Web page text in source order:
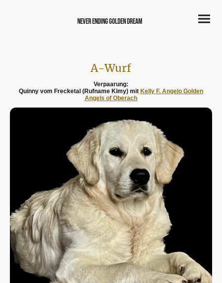
never Ending Golden Dream
A-Wurf
Verpaarung:
Quinny vom Frecketal (Rufname Kimy) mit Kelly F. Angelo Golden
Angels of Oberach